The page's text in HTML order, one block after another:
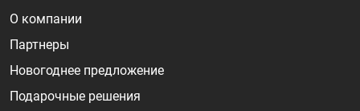
О компании
Партнеры
Новогоднее предложение
Подарочные решения